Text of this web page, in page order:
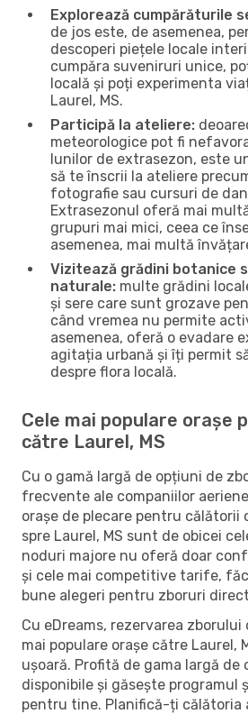
Explorează cumpărăturile
de jos este, de asemenea,
descoperi piețele locale
cumpăra suveniruri unice,
locală și poți experimenta
Laurel, MS.
Participă la ateliere:
meteorologice pot fi
lunilor de extrasezon, este
să te înscrii la ateliere
fotografie sau cursuri de
Extrasezonul oferă mai
grupuri mai mici, ceea ce
asemenea, mai multă
Vizitează grădini botanice
naturale: multe grădini
și sere care sunt grozave
când vremea nu permite
asemenea, oferă o evadare
agitația urbană și îți permit
despre flora locală.
Cele mai populare orașe
către Laurel, MS
Cu o gamă largă de opțiuni de
frecvente ale companiilor
orașe de plecare pentru călătorii
spre Laurel, MS sunt de obicei
noduri majore nu oferă doar
și cele mai competitive tarife,
bune alegeri pentru zboruri
Cu eDreams, rezervarea
mai populare orașe către Laurel,
ușoară. Profită de gama largă de
disponibile și găsește
pentru tine. Planifică-ți călătoria